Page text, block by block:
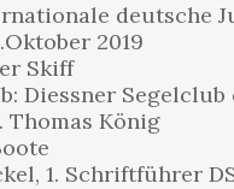
deutsche
2019
Skiff
Diessner Segelclub
König
1. Schriftführer